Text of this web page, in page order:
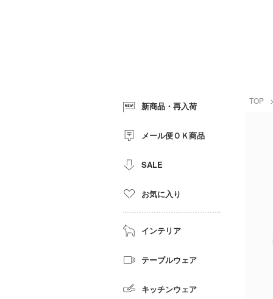
TOP
新商品・再入荷
メール便ＯＫ商品
SALE
お気に入り
インテリア
テーブルウェア
キッチンウェア